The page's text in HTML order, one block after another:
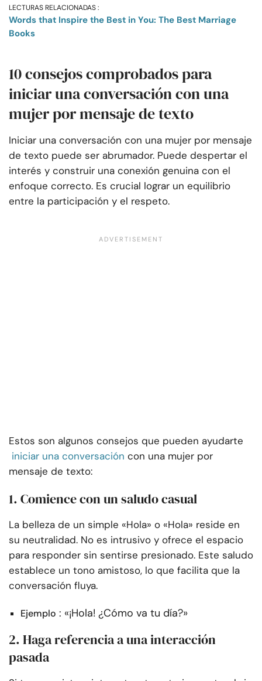
LECTURAS RELACIONADAS :
Words that Inspire the Best in You: The Best Marriage
Books
10 consejos comprobados para
iniciar una conversación con una
mujer por mensaje de texto
Iniciar una conversación con una mujer por mensaje
de texto puede ser abrumador. Puede despertar el
interés y construir una conexión genuina con el
enfoque correcto. Es crucial lograr un equilibrio
entre la participación y el respeto.
Estos son algunos consejos que pueden ayudarte
iniciar una conversación con una mujer por
mensaje de texto:
1. Comience con un saludo casual
La belleza de un simple «Hola» o «Hola» reside en
su neutralidad. No es intrusivo y ofrece el espacio
para responder sin sentirse presionado. Este saludo
establece un tono amistoso, lo que facilita que la
conversación fluya.
Ejemplo : «¡Hola! ¿Cómo va tu día?»
2. Haga referencia a una interacción
pasada